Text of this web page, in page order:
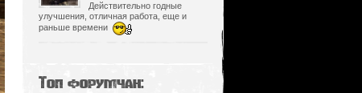
Действительно годные
улучшения, отличная работа, еще и
раньше времени
Топ форумчан: